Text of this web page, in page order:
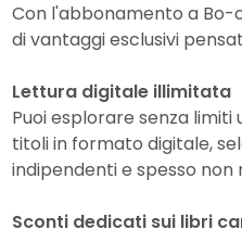
Con l'abbonamento a Bo-
di vantaggi esclusivi
Lettura digitale illimitata
Puoi esplorare senza
titoli in formato digitale,
indipendenti e spesso
Sconti dedicati sui libri